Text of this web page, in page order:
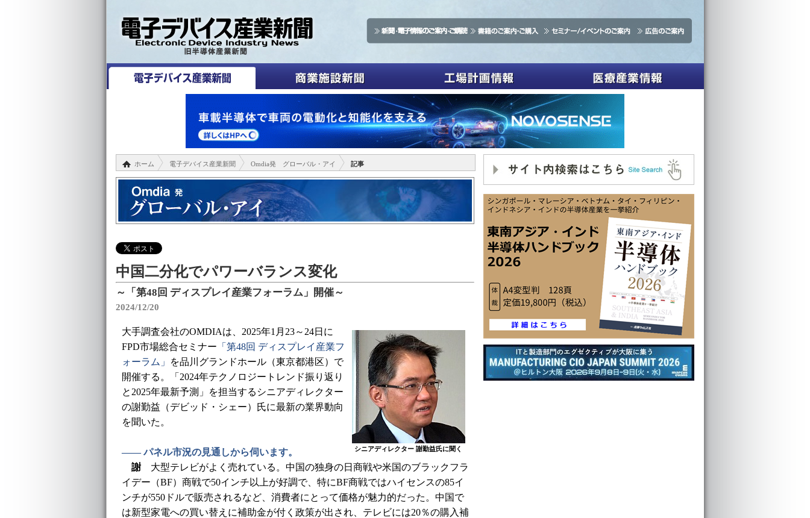
ホーム 電子デバイス産業新聞 Omdia発 グローバル・アイ 記事
中国二分化でパワーバランス変化
～「第48回 ディスプレイ産業フォーラム」開催～
2024/12/20
シニアディレクター 謝勤益氏に聞く
大手調査会社のOMDIAは、2025年1月23～24日に
FPD市場総合セミナー 「第48回 ディスプレイ産業フ
ォーラム」
を品川グランドホール（東京都港区）で
開催する。「2024年テクノロジートレンド振り返り
と2025年最新予測」を担当するシニアディレクター
の謝勤益（デビッド・シェー）氏に最新の業界動向
を聞いた。
―― パネル市況の見通しから伺います。
謝大型テレビがよく売れている。中国の独身の日商戦や米国のブラックフラ
イデー（BF）商戦で50インチ以上が好調で、特にBF商戦ではハイセンスの85イ
ンチが550ドルで販売されるなど、消費者にとって価格が魅力的だった。中国で
は新型家電への買い替えに補助金が付く政策が出され、テレビには20％の購入補